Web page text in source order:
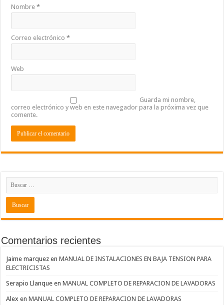
Nombre*
Correo electrónico*
Web
Guarda mi nombre,
correo electrónico y web en este navegador para la próxima vez que
comente.
Comentarios recientes
Jaime marquez enMANUAL DE INSTALACIONES EN BAJA TENSION PARA
ELECTRICISTAS
Serapio Llanque enMANUAL COMPLETO DE REPARACION DE LAVADORAS
Alex enMANUAL COMPLETO DE REPARACION DE LAVADORAS